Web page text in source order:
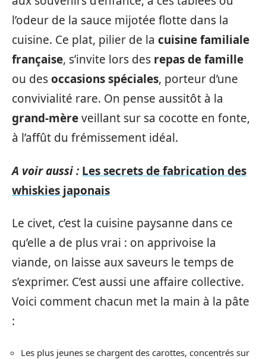
l’odeur de la sauce mijotée flotte dans la
cuisine. Ce plat, pilier de la cuisine familiale
française, s’invite lors des repas de famille
ou desoccasions spéciales, porteur d’une
convivialité rare. On pense aussitôt à la
grand-mèreveillant sur sa cocotte en fonte,
à l’affût du frémissement idéal.
A voir aussi : Les secrets de fabrication des
whiskies japonais
Le civet, c’est la cuisine paysanne dans ce
qu’elle a de plus vrai : on apprivoise la
viande, on laisse aux saveurs le temps de
s’exprimer. C’est aussi une affaire collective.
Voici comment chacun met la main à la pâte
:
Les plus jeunes se chargent des carottes, concentrés sur